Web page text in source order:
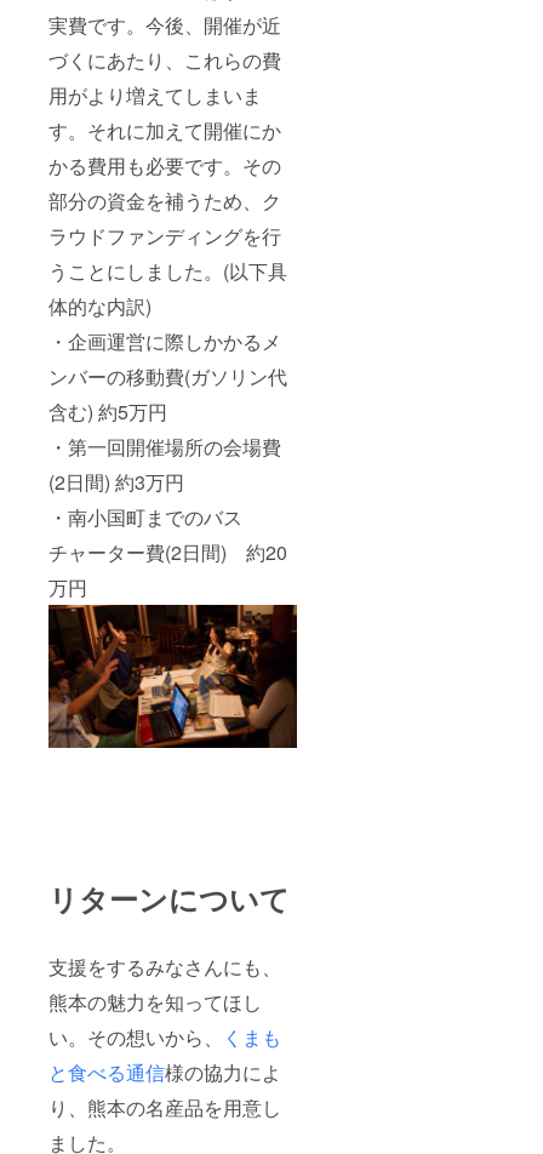
実費です。今後、開催が近
づくにあたり、これらの費
用がより増えてしまいま
す。それに加えて開催にか
かる費用も必要です。その
部分の資金を補うため、ク
ラウドファンディングを行
うことにしました。(以下具
体的な内訳)
・企画運営に際しかかるメ
ンバーの移動費(ガソリン代
含む) 約5万円
・第一回開催場所の会場費
(2日間) 約3万円
・南小国町までのバス
チャーター費(2日間) 約20
万円
リターンについて
支援をするみなさんにも、
熊本の魅力を知ってほし
い。その想いから、
くまも
と食べる通信様の協力によ
り、熊本の名産品を用意し
ました。